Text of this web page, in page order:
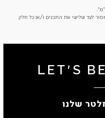
לצד שלישי את התכנים ו/או כל חלק
LET'S
שלנו